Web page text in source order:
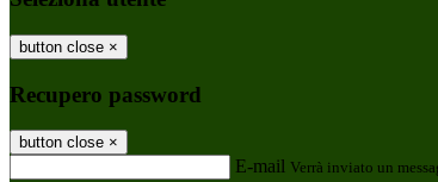
button close ×
Recupero password
button close ×
E-mail Verrà inviato un